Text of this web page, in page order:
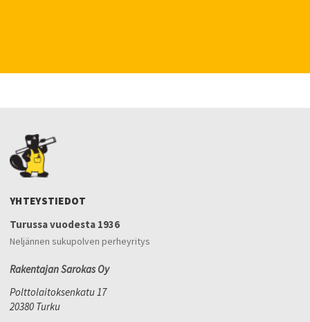
YHTEYSTIEDOT
Turussa vuodesta 1936
Neljännen sukupolven perheyritys
Rakentajan Sarokas Oy
Polttolaitoksenkatu 17
20380 Turku